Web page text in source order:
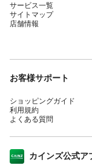
サービス一覧
サイトマップ
店舗情報
お客様サポート
ショッピングガイド
利用規約
よくある質問
カインズ公式ア